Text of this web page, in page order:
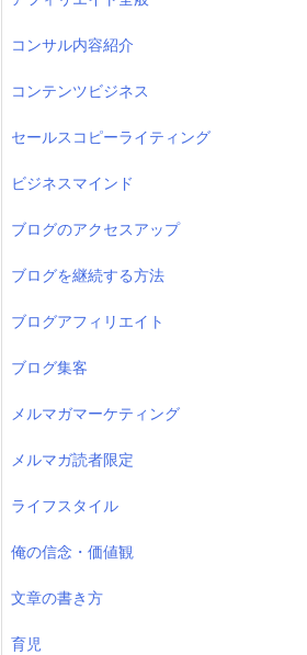
コンサル内容紹介
コンテンツビジネス
セールスコピーライティング
ビジネスマインド
ブログのアクセスアップ
ブログを継続する方法
ブログアフィリエイト
ブログ集客
メルマガマーケティング
メルマガ読者限定
ライフスタイル
俺の信念・価値観
文章の書き方
育児